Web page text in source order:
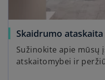
Skaidrumo ataskaita
Sužinokite apie mūsų
atskaitomybei ir